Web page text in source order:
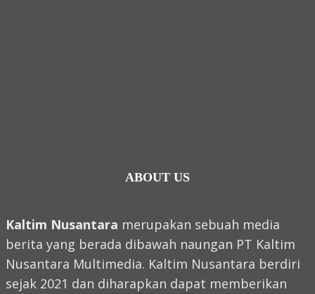
ABOUT US
Kaltim Nusantara merupakan sebuah media
berita yang berada dibawah naungan PT Kaltim
Nusantara Multimedia. Kaltim Nusantara berdiri
sejak 2021 dan diharapkan dapat memberikan